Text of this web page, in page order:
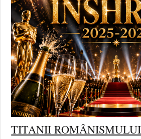
TITANII